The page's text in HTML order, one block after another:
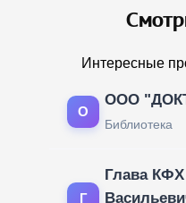
Интересные
О
ООО
Библиотека
Г
Глава